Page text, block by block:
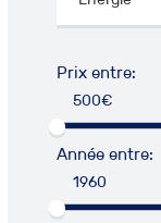
Prix entre:
500€
Année entre:
1960